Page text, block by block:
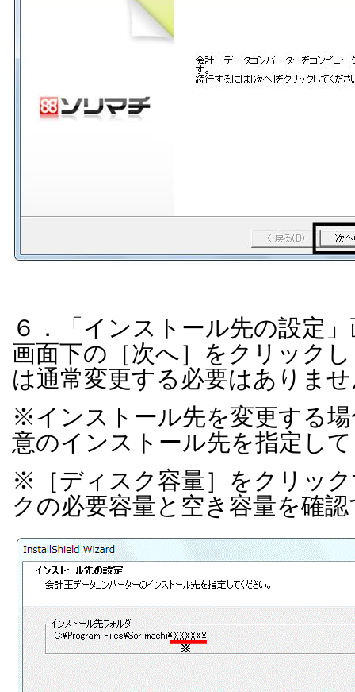
６．「インストール先の設定
画面下の［次へ］をクリック
は通常変更する必要はありま
※インストール先を変更する
意のインストール先を指定し
※［ディスク容量］ をクリッ
クの必要容量と空き容量を確